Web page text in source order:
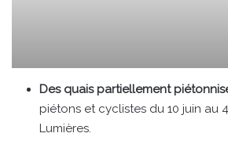
Des quais partiellement
piétons et cyclistes du 10 juin au
Lumières.